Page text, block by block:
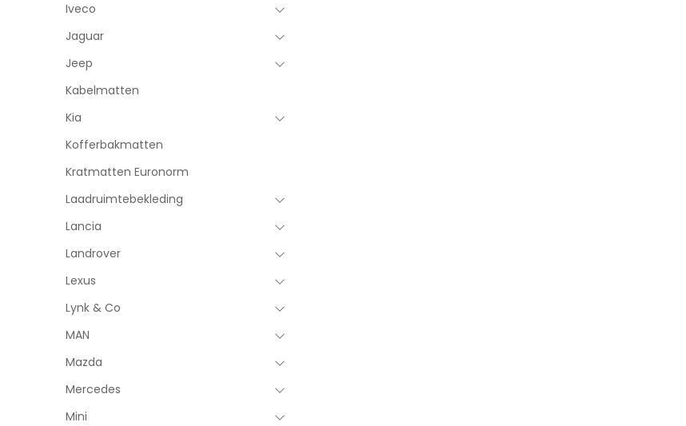
Iveco
Jaguar
Jeep
Kabelmatten
Kia
Kofferbakmatten
Kratmatten Euronorm
Laadruimtebekleding
Lancia
Landrover
Lexus
Lynk & Co
MAN
Mazda
Mercedes
Mini